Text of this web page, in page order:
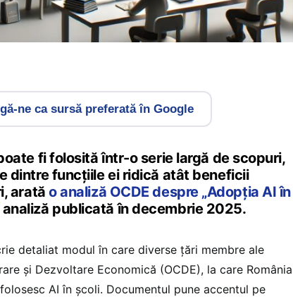
ne ca sursă preferată în Google
fi folosită într-o serie largă de scopuri,
dintre funcțiile ei ridică atât beneficii
aratăo analiză OCDE despre „Adopția AI în
analiză publicată în decembrie 2025.
detaliat modul în care diverse țări membre ale
și Dezvoltare Economică (OCDE), la care România
AI în școli. Documentul pune accentul pe